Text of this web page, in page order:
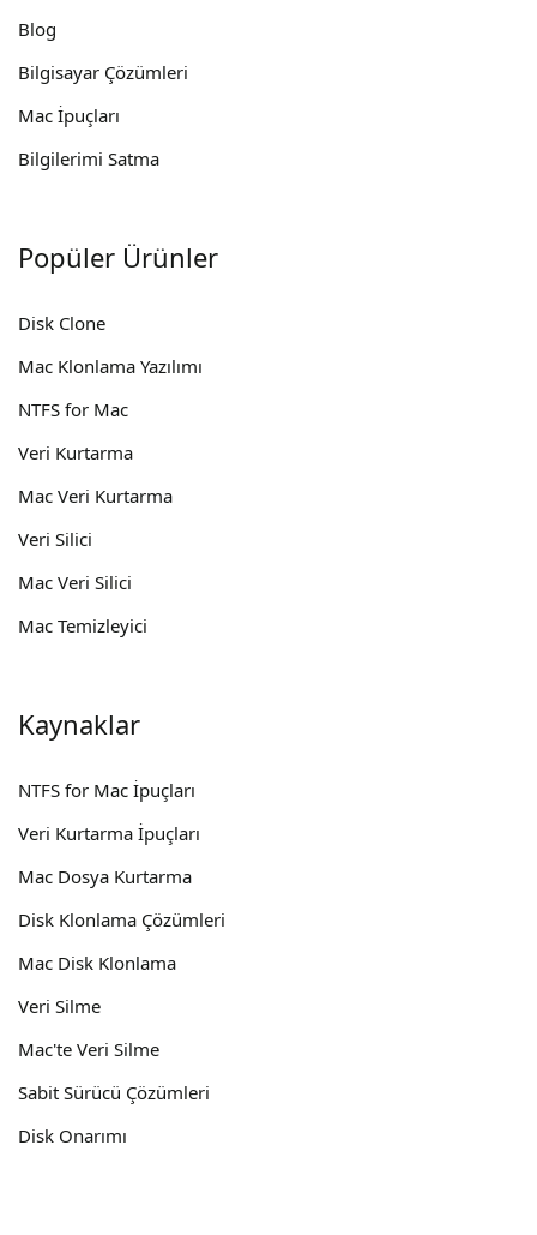
Blog
Bilgisayar Çözümleri
Mac İpuçları
Bilgilerimi Satma
Popüler Ürünler
Disk Clone
Mac Klonlama Yazılımı
NTFS for Mac
Veri Kurtarma
Mac Veri Kurtarma
Veri Silici
Mac Veri Silici
Mac Temizleyici
Kaynaklar
NTFS for Mac İpuçları
Veri Kurtarma İpuçları
Mac Dosya Kurtarma
Disk Klonlama Çözümleri
Mac Disk Klonlama
Veri Silme
Mac'te Veri Silme
Sabit Sürücü Çözümleri
Disk Onarımı